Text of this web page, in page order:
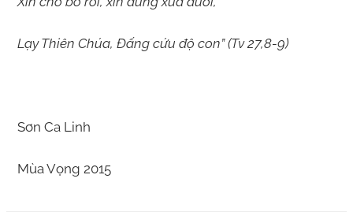
Lạy Thiên Chúa, Đấng cứu độ con” (Tv 27,8-9)
Sơn Ca Linh
Mùa Vọng 2015